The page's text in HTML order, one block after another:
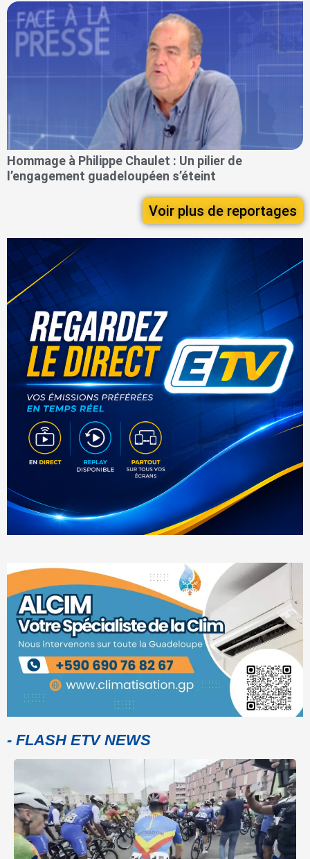
Hommage à Philippe Chaulet : Un pilier de
l’engagement guadeloupéen s’éteint
Voir plus de reportages
- FLASH ETV NEWS